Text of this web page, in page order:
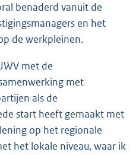
benaderd vanuit de
en het
de werkpleinen.
met de
met
als de
start heeft gemaakt met
op het regionale
het lokale niveau, waar ik